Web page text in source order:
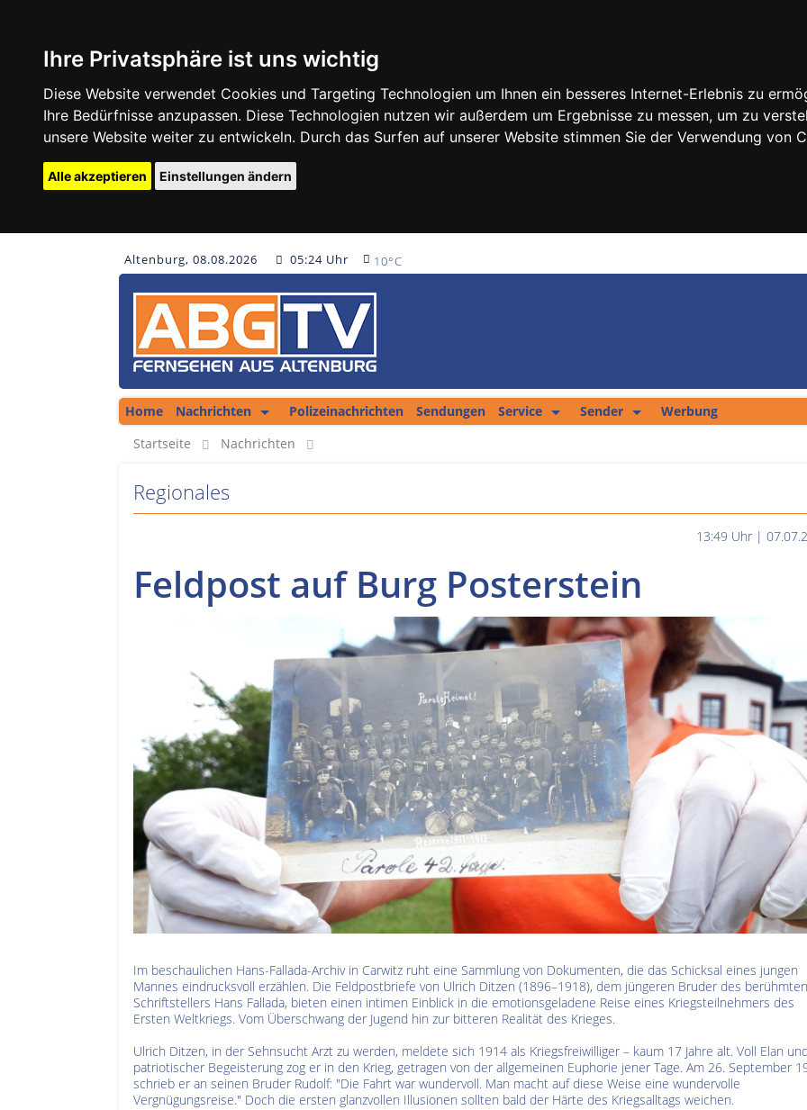
Ihre Privatsphäre ist uns wichtig
Diese Website verwendet Cookies und Targeting Technologien um Ihnen ein besseres Internet-Erlebnis zu
Ihre Bedürfnisse anzupassen. Diese Technologien nutzen wir außerdem um Ergebnisse zu messen, um zu
unsere Website weiter zu entwickeln. Durch das Surfen auf unserer Website stimmen Sie der Verwendung von
Alle akzeptieren Einstellungen ändern
Altenburg, 08.08.2026 05:24 Uhr 10°C
Home
Nachrichten
Kolumne
Unsere Podcasts
Polizeinachrichten Sendungen
Service
Sender
Werbung
Startseite
Nachrichten
Regionales
13:49 Uhr |
Feldpost auf Burg Posterstein
Im beschaulichen Hans-Fallada-Archiv in Carwitz ruht eine Sammlung von Dokumenten, die das Schicksal eines jungen
Mannes eindrucksvoll erzählen. Die Feldpostbriefe von Ulrich Ditzen (1896–1918), dem jüngeren Bruder des berühmten
Schriftstellers Hans Fallada, bieten einen intimen Einblick in die emotionsgeladene Reise eines Kriegsteilnehmers des
Ersten Weltkriegs. Vom Überschwang der Jugend hin zur bitteren Realität des Krieges.
Ulrich Ditzen, in der Sehnsucht Arzt zu werden, meldete sich 1914 als Kriegsfreiwilliger – kaum 17 Jahre alt. Voll Elan
patriotischer Begeisterung zog er in den Krieg, getragen von der allgemeinen Euphorie jener Tage. Am 26. September
schrieb er an seinen Bruder Rudolf: "Die Fahrt war wundervoll. Man macht auf diese Weise eine wundervolle
Vergnügungsreise." Doch die ersten glanzvollen Illusionen sollten bald der Härte des Kriegsalltags weichen.
Kultur im Altenburger Land
Kultur im Altenburger Land
Sendung vom 15.06.2026
Thüringen.TV
Thüringen.TV
Sendung vom